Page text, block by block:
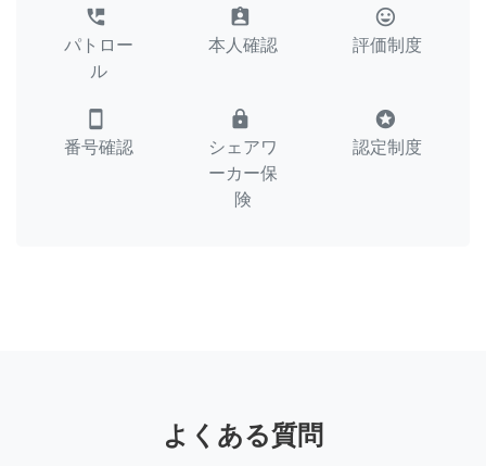
perm_phone_msg
パトロー
ル
assignment_ind
本人確認
tag_faces
評価制度
smartphone
番号確認
lock
シェアワ
ーカー保
険
stars
認定制度
よくある質問